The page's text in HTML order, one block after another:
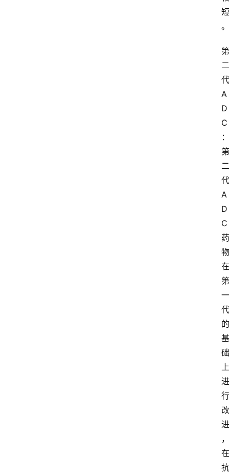
短
。
第
二
代
A
D
C
：
第
二
代
A
D
C
药
物
在
第
一
代
的
基
础
上
进
行
改
进
，
在
抗